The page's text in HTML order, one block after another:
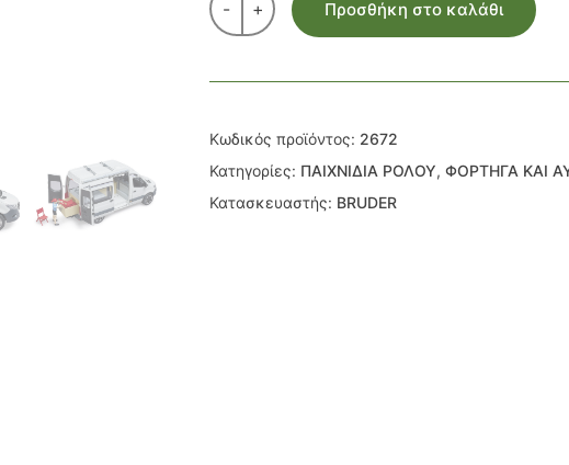
- + Προσθήκη στο καλάθι
Κωδικός προϊόντος: 2672
Κατηγορίες: ΠΑΙΧΝΙΔΙΑ ΡΟΛΟΥ, ΦΟΡΤΗΓΑ ΚΑΙ
Κατασκευαστής: BRUDER